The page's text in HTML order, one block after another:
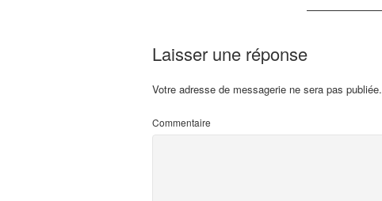
Laisser une réponse
Votre adresse de messagerie ne sera pas publiée.
Commentaire